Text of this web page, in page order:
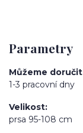
Parametry
Můžeme doručit
1-3 pracovní dny
Velikost
prsa 95-108 cm